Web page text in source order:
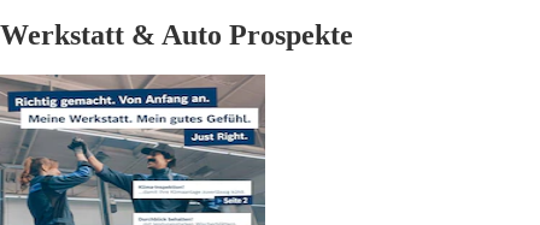
Werkstatt & Auto Prospekte